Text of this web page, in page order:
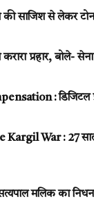
साजिश से लेकर
प्रहार, बोले-
: डिजिटल
War : 27
मलिक का